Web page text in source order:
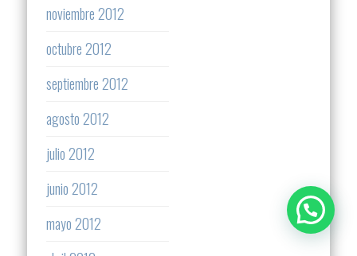
noviembre 2012
octubre 2012
septiembre 2012
agosto 2012
julio 2012
junio 2012
mayo 2012